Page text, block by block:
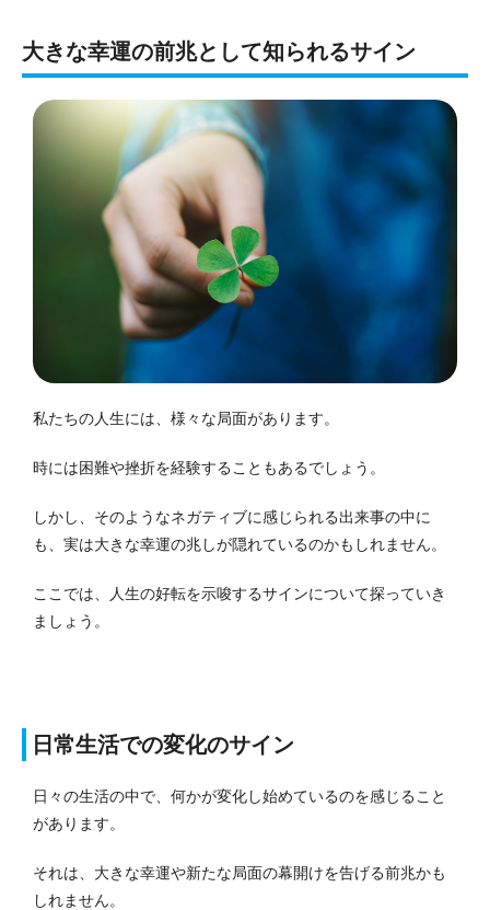
大きな幸運の前兆として知られるサイン
私たちの人生には、様々な局面があります。
時には困難や挫折を経験することもあるでしょう。
しかし、そのようなネガティブに感じられる出来事の中に
も、実は大きな幸運の兆しが隠れているのかもしれません。
ここでは、人生の好転を示唆するサインについて探っていき
ましょう。
日常生活での変化のサイン
日々の生活の中で、何かが変化し始めているのを感じること
があります。
それは、大きな幸運や新たな局面の幕開けを告げる前兆かも
しれません。